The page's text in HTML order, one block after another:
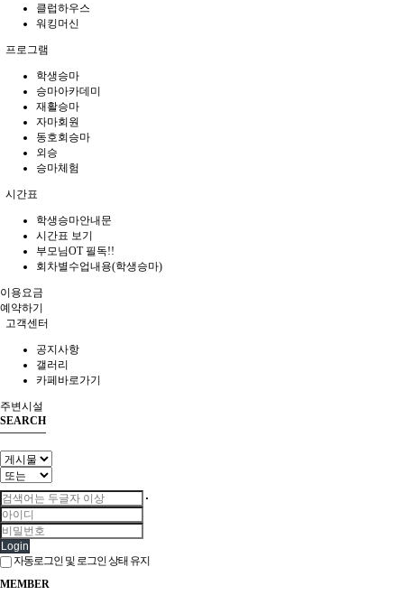
클럽하우스
워킹머신
프로그램
학생승마
승마아카데미
재활승마
자마회원
동호회승마
외승
승마체험
시간표
학생승마안내문
시간표 보기
부모님OT 필독!!
회차별수업내용(학생승마)
이용요금
예약하기
고객센터
공지사항
갤러리
카페바로가기
주변시설
SEARCH
Login
자동로그인 및 로그인 상태 유지
MEMBER